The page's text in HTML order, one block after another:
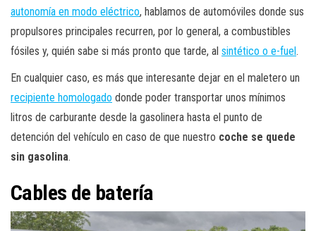
autonomía en modo eléctrico, hablamos de automóviles donde sus
propulsores principales recurren, por lo general, a combustibles
fósiles y, quién sabe si más pronto que tarde, al sintético o e-fuel .
En cualquier caso, es más que interesante dejar en el maletero un
recipiente homologado donde poder transportar unos mínimos
litros de carburante desde la gasolinera hasta el punto de
detención del vehículo en caso de que nuestro coche se quede
sin gasolina.
Cables de batería